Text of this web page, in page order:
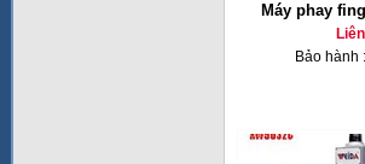
Máy phay
Bảo hành